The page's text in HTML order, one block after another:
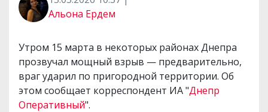
Альона Ердем
Утром 15 марта в некоторых районах Днепра
прозвучал мощный взрыв — предварительно,
враг ударил по пригородной территории. Об
этом сообщает корреспондент ИА "Днепр
Оперативный".